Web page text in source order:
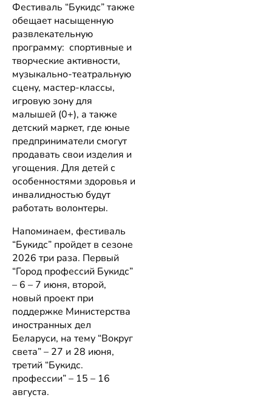
Фестиваль “Букидс” также
обещает насыщенную
развлекательную
программу: спортивные и
творческие активности,
музыкально-театральную
сцену, мастер-классы,
игровую зону для
малышей (0+), а также
детский маркет, где юные
предприниматели смогут
продавать свои изделия и
угощения. Для детей с
особенностями здоровья и
инвалидностью будут
работать волонтеры.
Напоминаем, фестиваль
“Букидс” пройдет в сезоне
2026 три раза. Первый
“Город профессий Букидс”
– 6 – 7 июня, второй,
новый проект при
поддержке Министерства
иностранных дел
Беларуси, на тему “Вокруг
света” – 27 и 28 июня,
третий “Букидс.
профессии” – 15 – 16
августа.